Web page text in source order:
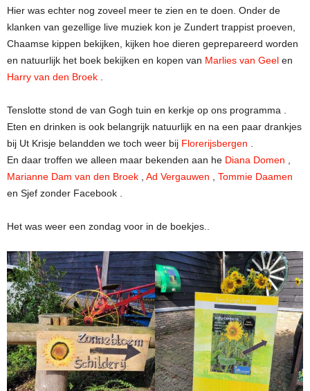
Hier was echter nog zoveel meer te zien en te doen. Onder de
klanken van gezellige live muziek kon je Zundert trappist proeven,
Chaamse kippen bekijken, kijken hoe dieren geprepareerd worden
en natuurlijk het boek bekijken en kopen van Marlies van Geel en
Harry van den Broek
Tenslotte stond de van Gogh tuin en kerkje op ons programma .
Eten en drinken is ook belangrijk natuurlijk en na een paar drankjes
bij Ut Krisje belandden we toch weer bij Florerijsbergen
En daar troffen we alleen maar bekenden aan he Diana Domen
Marianne Dam van den Broek
Ad Vergauwen
Tommie Daamen
en Sjef zonder Facebook .
Het was weer een zondag voor in de boekjes..